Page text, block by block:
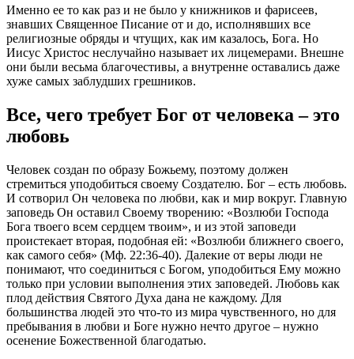
Именно ее то как раз и не было у книжников и фарисеев,
знавших Священное Писание от и до, исполнявших все
религиозные обряды и чтущих, как им казалось, Бога. Но
Иисус Христос неслучайно называет их лицемерами. Внешне
они были весьма благочестивы, а внутренне оставались даже
хуже самых заблудших грешников.
Все, чего требует Бог от человека – это
любовь
Человек создан по образу Божьему, поэтому должен
стремиться уподобиться своему Создателю. Бог – есть любовь.
И сотворил Он человека по любви, как и мир вокруг. Главную
заповедь Он оставил Своему творению: «Возлюби Господа
Бога твоего всем сердцем твоим», и из этой заповеди
проистекает вторая, подобная ей: «Возлюби ближнего своего,
как самого себя» (Мф. 22:36-40). Далекие от веры люди не
понимают, что соединиться с Богом, уподобиться Ему можно
только при условии выполнения этих заповедей. Любовь как
плод действия Святого Духа дана не каждому. Для
большинства людей это что-то из мира чувственного, но для
пребывания в любви и Боге нужно нечто другое – нужно
осенение Божественной благодатью.